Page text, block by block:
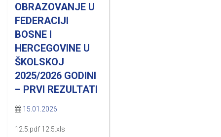
OBRAZOVANJE U
FEDERACIJI
BOSNE I
HERCEGOVINE U
ŠKOLSKOJ
2025/2026 GODINI
– PRVI REZULTATI
15.01.2026
12.5.pdf 12.5.xls